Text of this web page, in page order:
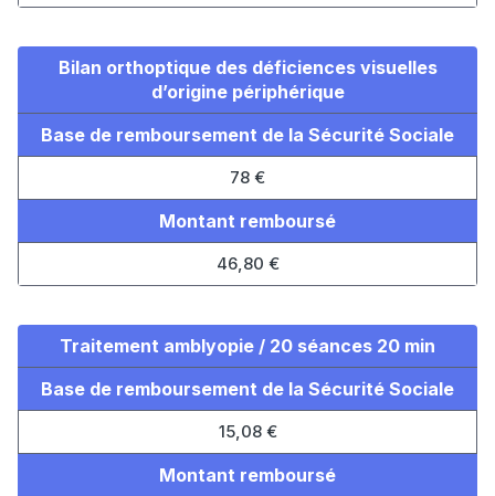
Bilan orthoptique des déficiences visuelles
d’origine périphérique
Base de remboursement de la Sécurité Sociale
78 €
Montant remboursé
46,80 €
Traitement amblyopie / 20 séances 20 min
Base de remboursement de la Sécurité Sociale
15,08 €
Montant remboursé